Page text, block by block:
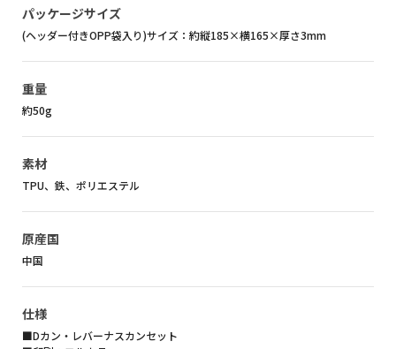
パッケージサイズ
(ヘッダー付きOPP袋入り)サイズ：約縦185×横165×厚さ3mm
重量
約50g
素材
TPU、鉄、ポリエステル
原産国
中国
仕様
■Dカン・レバーナスカンセット